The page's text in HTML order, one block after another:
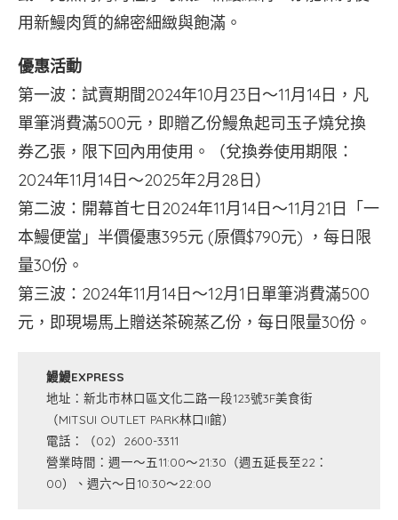
用新鰻肉質的綿密細緻與飽滿。
優惠活動
第一波：試賣期間2024年10月23日～11月14日，凡
單筆消費滿500元，即贈乙份鰻魚起司玉子燒兌換
券乙張，限下回內用使用。（兌換券使用期限：
2024年11月14日～2025年2月28日）
第二波：開幕首七日2024年11月14日～11月21日「一
本鰻便當」半價優惠395元 (原價$790元) ，每日限
量30份。
第三波：2024年11月14日～12月1日單筆消費滿500
元，即現場馬上贈送茶碗蒸乙份，每日限量30份。
鰻鰻EXPRESS
地址：新北市林口區文化二路一段123號3F美食街
（MITSUI OUTLET PARK林口II館）
電話：（02）2600-3311
營業時間：週一～五11:00～21:30（週五延長至22：
00）、週六～日10:30～22:00